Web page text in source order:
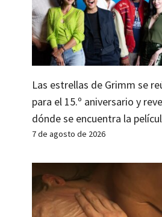
Las estrellas de Grimm se
para el 15.º aniversario y
dónde se encuentra la
7 de agosto de 2026